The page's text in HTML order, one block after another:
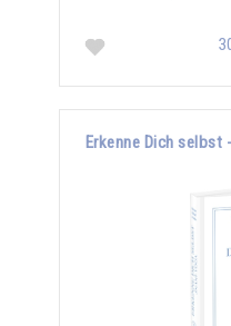
Erkenne Dich